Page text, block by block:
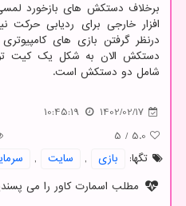
برخلاف دستکش های بازخورد
افزار خارجی برای ردیابی
درنظر گرفتن بازی های
دستکش الان به شکل یک کیت
شامل دو دستکش است.
1402/02/17
10:45:19
5.0
/
5
تگها:
بازی , سایت ,
مطلب اسمارت کاور را می